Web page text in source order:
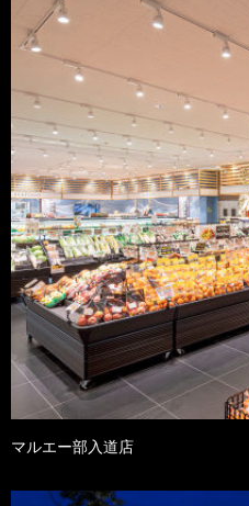
マルエー部入道店